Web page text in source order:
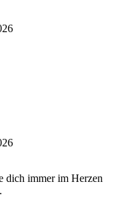
dich immer im Herzen